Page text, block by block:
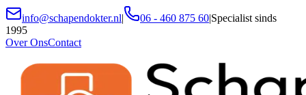
info@schapendokter.nl| 06 - 460 875 60|Specialist sinds
1995
Over OnsContact